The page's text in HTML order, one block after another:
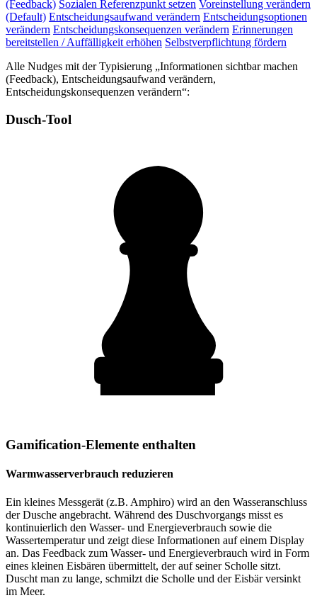
(Feedback) Sozialen Referenzpunkt setzen Voreinstellung verändern
(Default) Entscheidungsaufwand verändern Entscheidungsoptionen
verändern Entscheidungskonsequenzen verändern Erinnerungen
bereitstellen / Auffälligkeit erhöhen Selbstverpflichtung fördern
Alle Nudges mit der Typisierung „Informationen sichtbar machen
(Feedback), Entscheidungsaufwand verändern,
Entscheidungskonsequenzen verändern“:
Dusch-Tool
Gamification-Elemente enthalten
Warmwasserverbrauch reduzieren
Ein kleines Messgerät (z.B. Amphiro) wird an den Wasseranschluss
der Dusche angebracht. Während des Duschvorgangs misst es
kontinuierlich den Wasser- und Energieverbrauch sowie die
Wassertemperatur und zeigt diese Informationen auf einem Display
an. Das Feedback zum Wasser- und Energieverbrauch wird in Form
eines kleinen Eisbären übermittelt, der auf seiner Scholle sitzt.
Duscht man zu lange, schmilzt die Scholle und der Eisbär versinkt
im Meer.